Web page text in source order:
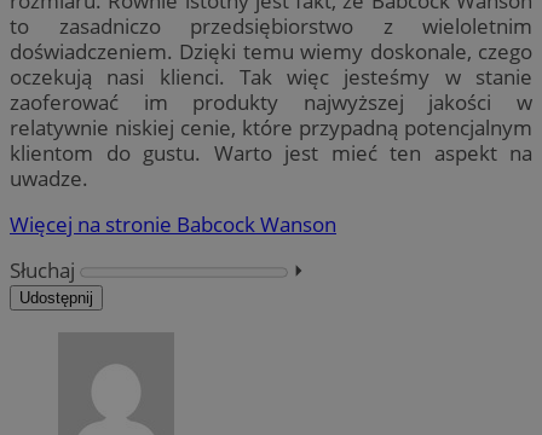
to zasadniczo przedsiębiorstwo z wieloletnim
doświadczeniem. Dzięki temu wiemy doskonale, czego
oczekują nasi klienci. Tak więc jesteśmy w stanie
zaoferować im produkty najwyższej jakości w
relatywnie niskiej cenie, które przypadną potencjalnym
klientom do gustu. Warto jest mieć ten aspekt na
uwadze.
Więcej na stronie Babcock Wanson
Słuchaj
⏵︎
Udostępnij